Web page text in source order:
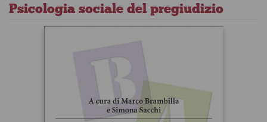
Psicologia sociale del pregiudizio